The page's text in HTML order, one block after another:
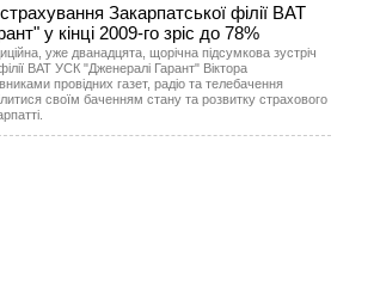
Закарпатської філії ВАТ
у кінці 2009-го зріс до 78%
уже дванадцята, щорічна підсумкова зустріч
ВАТ УСК "Дженералі Гарант" Віктора
провідних газет, радіо та телебачення
своїм баченням стану та розвитку страхового